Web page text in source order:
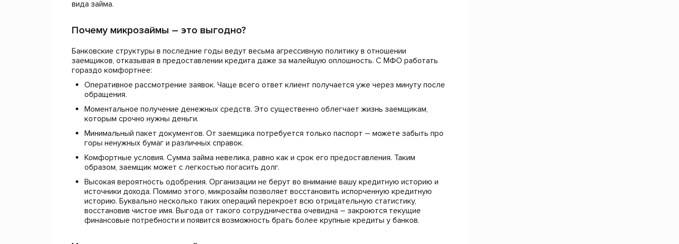
вида займа.
Почему микрозаймы – это выгодно?
Банковские структуры в последние годы ведут весьма агрессивную политику в отношении
заемщиков, отказывая в предоставлении кредита даже за малейшую оплошность. С МФО работать
гораздо комфортнее:
Оперативное рассмотрение заявок. Чаще всего ответ клиент получается уже через минуту после
обращения.
Моментальное получение денежных средств. Это существенно облегчает жизнь заемщикам,
которым срочно нужны деньги.
Минимальный пакет документов. От заемщика потребуется только паспорт – можете забыть про
горы ненужных бумаг и различных справок.
Комфортные условия. Сумма займа невелика, равно как и срок его предоставления. Таким
образом, заемщик может с легкостью погасить долг.
Высокая вероятность одобрения. Организации не берут во внимание вашу кредитную историю и
источники дохода. Помимо этого, микрозайм позволяет восстановить испорченную кредитную
историю. Буквально несколько таких операций перекроет всю отрицательную статистику,
восстановив чистое имя. Выгода от такого сотрудничества очевидна – закроются текущие
финансовые потребности и появится возможность брать более крупные кредиты у банков.